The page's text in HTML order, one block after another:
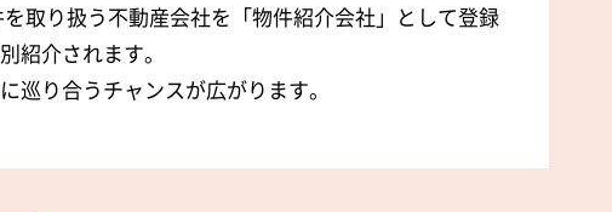
取り扱う不動産会社を「物件紹介会社」として登録
紹介されます。
巡り合うチャンスが広がります。